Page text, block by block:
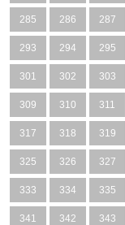
285 286 287
293 294 295
301 302 303
309 310 311
317 318 319
325 326 327
333 334 335
341 342 343